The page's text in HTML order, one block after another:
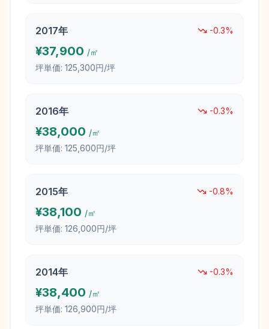
2017年 -0.3%
¥37,900 /㎡
坪単価: 125,300円/坪
2016年 -0.3%
¥38,000 /㎡
坪単価: 125,600円/坪
2015年 -0.8%
¥38,100 /㎡
坪単価: 126,000円/坪
2014年 -0.3%
¥38,400 /㎡
坪単価: 126,900円/坪